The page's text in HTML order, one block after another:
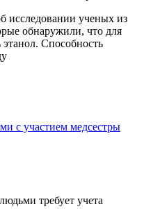
исследовании ученых из
обнаружили, что для
Способность
с участием медсестры
требует учета